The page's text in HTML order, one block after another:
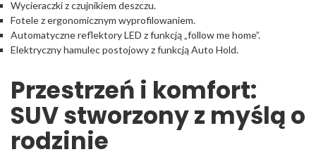
Wycieraczki z czujnikiem deszczu.
Fotele z ergonomicznym wyprofilowaniem.
Automatyczne reflektory LED z funkcją „follow me home”.
Elektryczny hamulec postojowy z funkcją Auto Hold.
Przestrzeń i komfort:
SUV stworzony z myślą o
rodzinie